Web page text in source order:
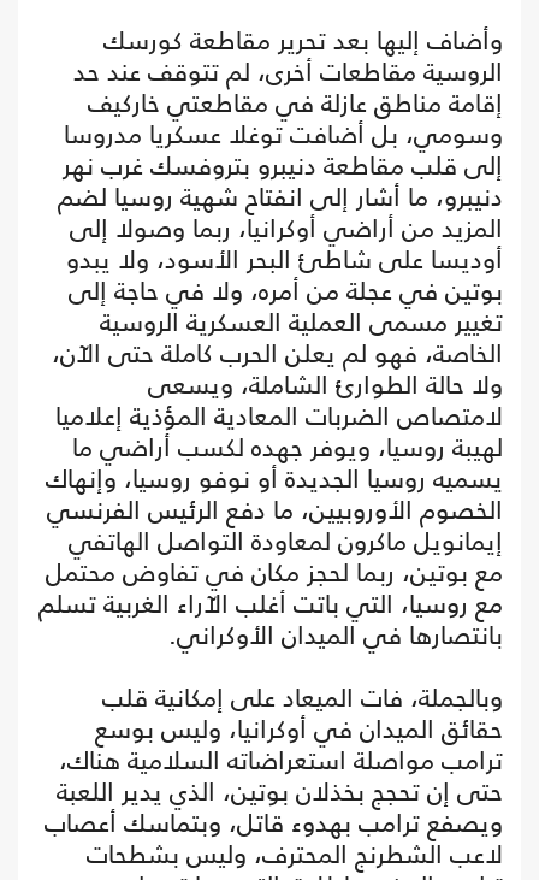
وأضاف إليها بعد تحرير مقاطعة كورسك
الروسية مقاطعات أخرى، لم تتوقف عند حد
إقامة مناطق عازلة في مقاطعتي خاركيف
وسومي، بل أضافت توغلا عسكريا مدروسا
إلى قلب مقاطعة دنيبرو بتروفسك غرب نهر
دنيبرو، ما أشار إلى انفتاح شهية روسيا لضم
المزيد من أراضي أوكرانيا، ربما وصولا إلى
أوديسا على شاطئ البحر الأسود، ولا يبدو
بوتين في عجلة من أمره، ولا في حاجة إلى
تغيير مسمى العملية العسكرية الروسية
الخاصة، فهو لم يعلن الحرب كاملة حتى الآن،
ولا حالة الطوارئ الشاملة، ويسعى
لامتصاص الضربات المعادية المؤذية إعلاميا
لهيبة روسيا، ويوفر جهده لكسب أراضي ما
يسميه روسيا الجديدة أو نوفو روسيا، وإنهاك
الخصوم الأوروبيين، ما دفع الرئيس الفرنسي
إيمانويل ماكرون لمعاودة التواصل الهاتفي
مع بوتين، ربما لحجز مكان في تفاوض محتمل
مع روسيا، التي باتت أغلب الآراء الغربية تسلم
بانتصارها في الميدان الأوكراني.
وبالجملة، فات الميعاد على إمكانية قلب
حقائق الميدان في أوكرانيا، وليس بوسع
ترامب مواصلة استعراضاته السلامية هناك،
حتى إن تحجج بخذلان بوتين، الذي يدير اللعبة
ويصفع ترامب بهدوء قاتل، وبتماسك أعصاب
لاعب الشطرنج المحترف، وليس بشطحات